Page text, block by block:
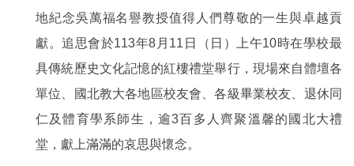
地紀念吳萬福名譽教授值得人們尊敬的一生與卓越貢
獻。追思會於113年8月11日（日）上午10時在學校最
具傳統歷史文化記憶的紅樓禮堂舉行，現場來自體壇各
單位、國北教大各地區校友會、各級畢業校友、退休同
仁及體育學系師生，逾3百多人齊聚溫馨的國北大禮
堂，獻上滿滿的哀思與懷念。